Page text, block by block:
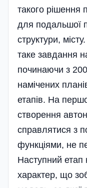
такого рішення
для подальшої
структури,
таке завдання
починаючи з
намічених
етапів. На
створення
справлятися з
функціями, не
Наступний етап
характер, що